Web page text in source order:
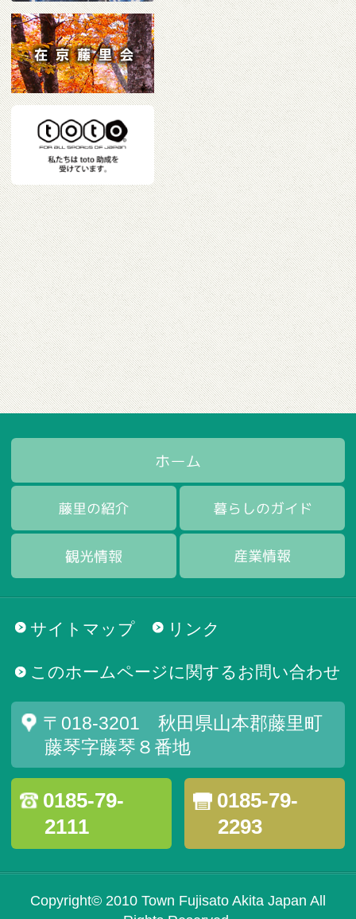
サイトマップ リンク
このホームページに関するお問い合わせ
〒018-3201 秋田県山本郡藤里町
藤琴字藤琴８番地
0185-79-
2111
0185-79-
2293
Copyright© 2010 Town Fujisato Akita Japan All